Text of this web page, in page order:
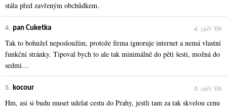
stála před zavřeným obchůdkem.
4. pan Cuketka 4. září ʼ06
Tak to bohužel neposloužím, protože firma ignoruje internet a nemá vlastní
funkční stránky. Tipoval bych to ale tak minimálně do pěti šesti, možná do
sedmi…
5. kocour 8. září ʼ06
Hm, asi si budu muset udelat cestu do Prahy, jestli tam za tak skvelou cenu